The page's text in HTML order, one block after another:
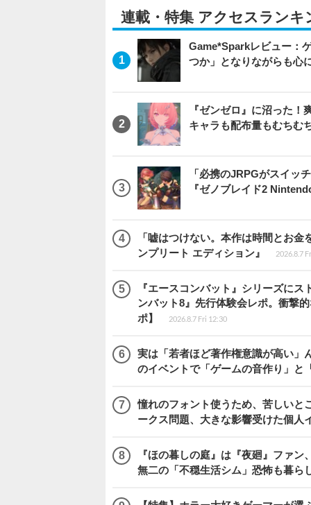
連載・特集 アクセスランキ
Game*Sparkレビュー：
つか」となりながらも心
『ゼンゼロ』に沼った
キャラも配布量もむちむ
「必携のJRPGがスイッ
『ゼノブレイド2
「嘘はつけない。本作は時間とお
ンプリート エディション』
2026.8.7
『エースコンバット』シリーズに
ンバット8』先行体験会レポ。衝撃
ポ】
2026.8.7 Fri 12:30
実は「若者ほど著作権意識が高い
のイベントで「ゲームの音作り」と
憧れのフォント使うため、苦しい
ークス問題、大きな影響受けた個
『ほの暮しの庭』は『夜廻』ファ
無二の「不穏生活シム」恐怖も暮ら